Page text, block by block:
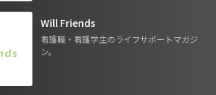
Will Friends
看護職・看護学生のライフサポートマガジ
ン。